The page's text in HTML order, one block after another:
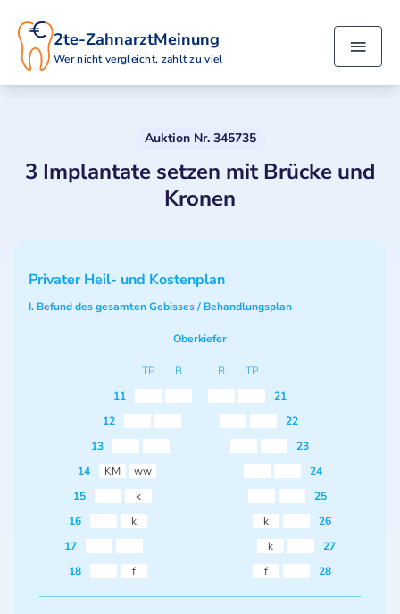
2te-ZahnarztMeinung
Wer nicht vergleicht, zahlt zu viel
Auktion Nr. 345735
3 Implantate setzen mit Brücke und
Kronen
Privater Heil- und Kostenplan
I. Befund des gesamten Gebisses / Behandlungsplan
Oberkiefer
TP B B
TP
11
21
12
22
13
23
14
KM ww
24
15
k
25
16
k k
26
17
k
27
18
f f 28